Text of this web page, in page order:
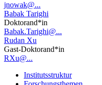
jnowak@...
Babak Tarighi
Doktorand*in
Babak.Tarighi@...
Rudan Xu
Gast-Doktorand*in
RXu@...
Institutsstruktur